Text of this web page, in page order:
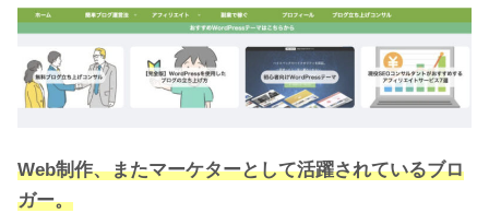
Web制作、またマーケターとして活躍されているブロ
ガー。